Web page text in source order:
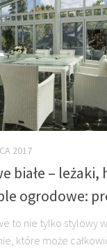
2017
białe – leżaki,
ogrodowe:
to nie tylko stylowy
które może